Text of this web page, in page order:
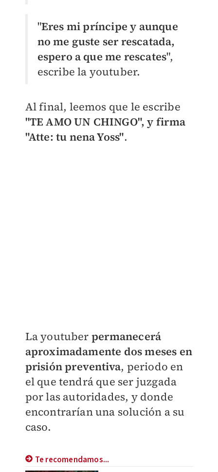
"Eres mi príncipe y aunque
no me guste ser rescatada,
espero a que me rescates",
escribe la youtuber.
Al final, leemos que le escribe
"TE AMO UN CHINGO", y firma
"Atte: tu nena Yoss".
La youtuber permanecerá
aproximadamente dos meses en
prisión preventiva, periodo en
el que tendrá que ser juzgada
por las autoridades, y donde
encontrarían una solución a su
caso.
Te recomendamos...